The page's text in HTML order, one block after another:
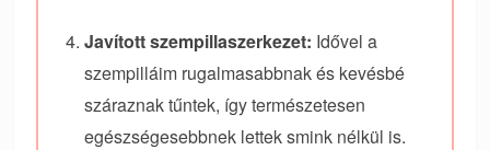
Javított szempillaszerkezet: Idővel a
szempilláim rugalmasabbnak és kevésbé
száraznak tűntek, így természetesen
egészségesebbnek lettek smink nélkül is.